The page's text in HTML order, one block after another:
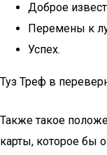
Доброе
Перемены к
Успех.
Туз Треф в
Также такое
карты, которое бы